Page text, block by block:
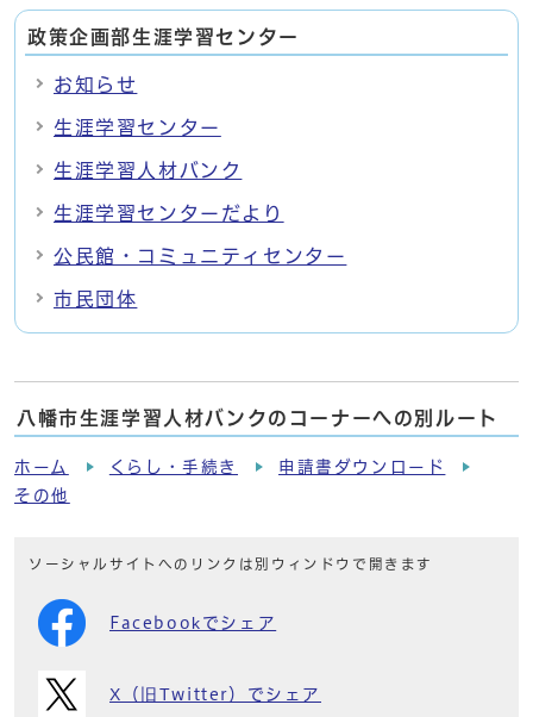
政策企画部生涯学習センター
お知らせ
生涯学習センター
生涯学習人材バンク
生涯学習センターだより
公民館・コミュニティセンター
市民団体
八幡市生涯学習人材バンクのコーナーへの別ルート
ホーム くらし・手続き
申請書ダウンロード
その他
ソーシャルサイトへのリンクは別ウィンドウで開きます
Facebookでシェア
X（旧Twitter）でシェア